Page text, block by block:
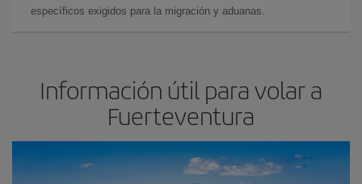
específicos exigidos para la migración y aduanas.
Información útil para volar a
Fuerteventura